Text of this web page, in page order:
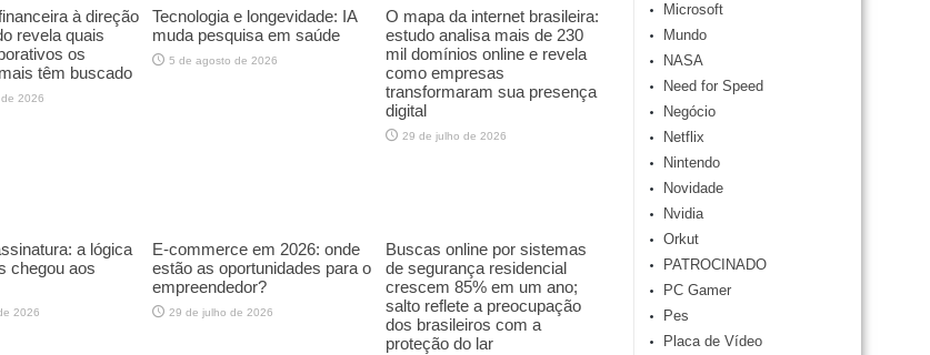
à direção
revela quais
os
têm buscado
2026
Tecnologia e longevidade: IA
muda pesquisa em saúde
5 de agosto de 2026
O mapa da internet brasileira:
estudo analisa mais de 230
mil domínios online e revela
como empresas
transformaram sua presença
digital
29 de julho de 2026
a lógica
chegou aos
2026
E-commerce em 2026: onde
estão as oportunidades para o
empreendedor?
29 de julho de 2026
Buscas online por sistemas
de segurança residencial
crescem 85% em um ano;
salto reflete a preocupação
dos brasileiros com a
proteção do lar
Microsoft
Mundo
NASA
Need for Speed
Negócio
Netflix
Nintendo
Novidade
Nvidia
Orkut
PATROCINADO
PC Gamer
Pes
Placa de Vídeo